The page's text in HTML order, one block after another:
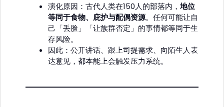
演化原因：古代人类在150人的部落内，地位
等同于食物、庇护与配偶资源。任何可能让自
己「丢脸」「让族群否定」的事情都等同于生
存风险。
因此：公开讲话、跟上司提需求、向陌生人表
达意见，都本能上会触发压力系统。